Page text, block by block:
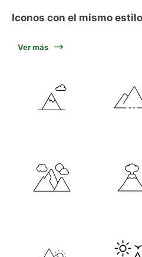
Iconos con el mismo
Ver más